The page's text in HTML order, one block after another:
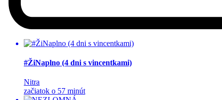
#ŽiNaplno (4 dni s vincentkami)
Nitra
začiatok o 57 minút